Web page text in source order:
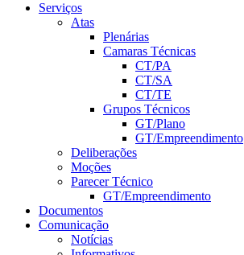
Serviços
Atas
Plenárias
Camaras Técnicas
CT/PA
CT/SA
CT/TE
Grupos Técnicos
GT/Plano
GT/Empreendimento
Deliberações
Moções
Parecer Técnico
GT/Empreendimento
Documentos
Comunicação
Notícias